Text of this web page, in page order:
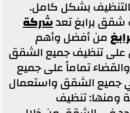
بشكل كامل.
برابغ تعدشركة
من أفضل وأهم
على تنظيف جميع الشقق
تماماً على جميع
في جميع الشقق واستعمال
ومنها: تنظيف